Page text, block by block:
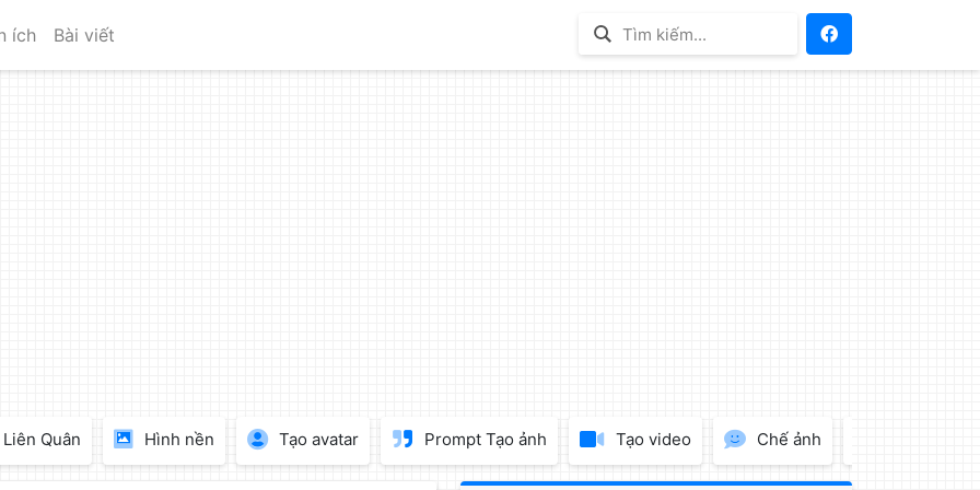
ích Bài viết
Liên Quân Hình nền Tạo avatar Prompt Tạo ảnh Tạo video Chế ảnh